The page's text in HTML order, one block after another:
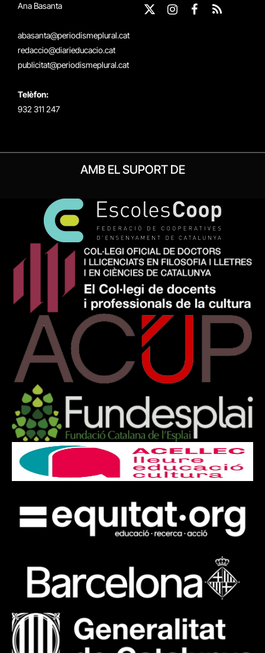
Ana Basanta
abasanta@periodismeplural.cat
redaccio@diarieducacio.cat
publicitat@periodismeplural.cat
Telèfon:
932 311 247
X
InstagramFacebook
RSS
AMB EL SUPORT DE